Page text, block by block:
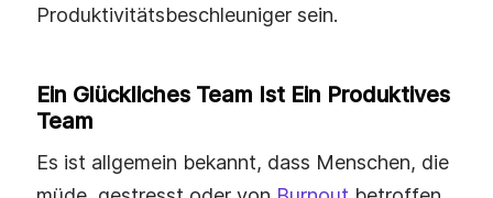
Produktivitätsbeschleuniger sein.
Ein Glückliches Team Ist Ein Produktives
Team
Es ist allgemein bekannt, dass Menschen, die